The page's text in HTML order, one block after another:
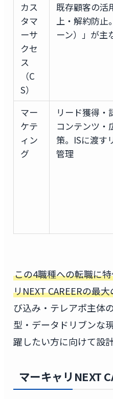
カス
タマ
ーサ
クセ
ス
（C
S）
既存顧客の活
上・解約防止
ーン）」が主
マー
ケテ
ィン
グ
リード獲得・
コンテンツ・
策。ISに渡す
管理
この4職種への転職に
リNEXT CAREERの最
び込み・テレアポ主体
型・データドリブンな
躍したい方に向けて設
マーキャリNEXT